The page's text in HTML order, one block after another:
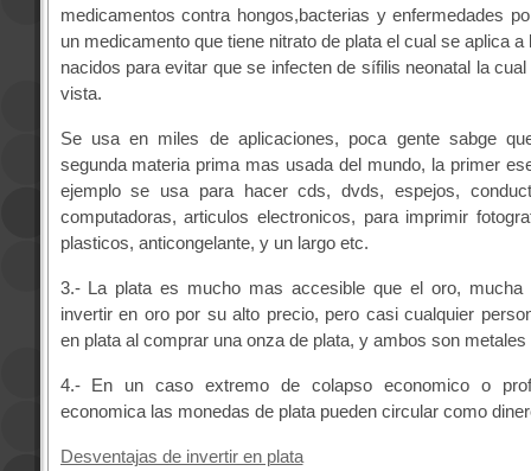
medicamentos contra hongos,bacterias y enfermedades
un medicamento que tiene nitrato de plata el cual se aplica
nacidos para evitar que se infecten de sífilis neonatal la
vista.
Se usa en miles de aplicaciones, poca gente sabge
segunda materia prima mas usada del mundo, la primer
ejemplo se usa para hacer cds, dvds, espejos,
computadoras, articulos electronicos, para imprimir
plasticos, anticongelante, y un largo etc.
3.- La plata es mucho mas accesible que el oro, mucha
invertir en oro por su alto precio, pero casi cualquier
en plata al comprar una onza de plata, y ambos son
4.- En un caso extremo de colapso economico o
economica las monedas de plata pueden circular como
Desventajas de invertir en plata